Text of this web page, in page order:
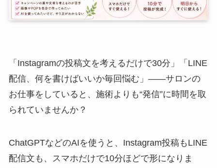
「Instagramの投稿文を考えるだけで30分」「LINE
配信、何を書けばいいか毎回悩む」——サロンの
お仕事をしていると、施術よりも“発信”に時間を取
られていませんか？
ChatGPTなどのAIを使うと、Instagram投稿もLINE
配信文も、スマホだけで10分ほどで形になりま